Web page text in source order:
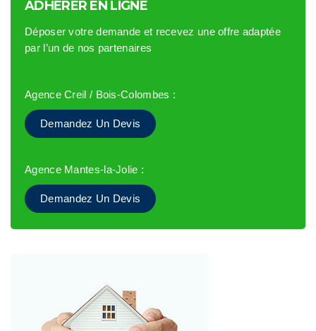
ADHÉRER EN LIGNE
Déposer votre demande et recevez une offre adaptée
par l’un de nos partenaires
Agence Creil / Bois-Colombes :
Demandez Un Devis
Agence Mantes-la-Jolie :
Demandez Un Devis